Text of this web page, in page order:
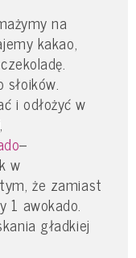
na
kakao,
słoików.
i odłożyć w
–
w
że zamiast
1 awokado.
gładkiej